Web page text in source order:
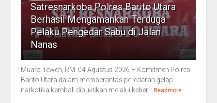
Satresnarkoba Polres Barito Utara
Berhasil Mengamankan Terduga
Pelaku Pengedar Sabu di Jalan
Nanas
Muara Teweh, RM 04 Agustus 2026 – Komitmen Polres
Barito Utara dalam memberantas peredaran gelap
narkotika kembali dibuktikan melalui keber...
Readmore